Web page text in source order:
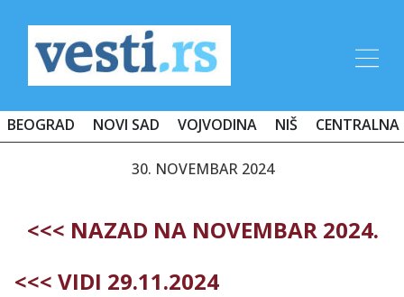
BEOGRAD NOVI SAD VOJVODINA NIŠ CENTRALNA
30. NOVEMBAR 2024
<<< NAZAD NA NOVEMBAR 2024.
<<< VIDI 29.11.2024